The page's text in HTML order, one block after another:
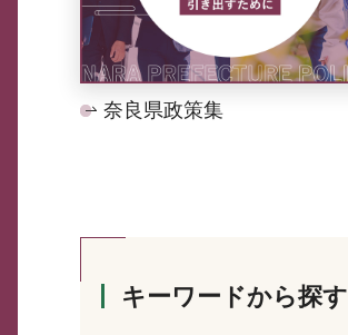
奈良県政策集
キーワードから探す